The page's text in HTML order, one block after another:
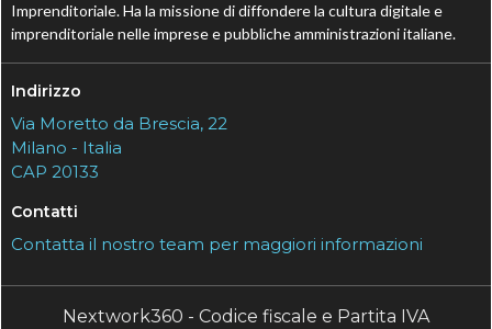
Imprenditoriale. Ha la missione di diffondere la cultura digitale e
imprenditoriale nelle imprese e pubbliche amministrazioni italiane.
Indirizzo
Via Moretto da Brescia, 22
Milano - Italia
CAP 20133
Contatti
Contatta il nostro team per maggiori informazioni
Nextwork360 - Codice fiscale e Partita IVA